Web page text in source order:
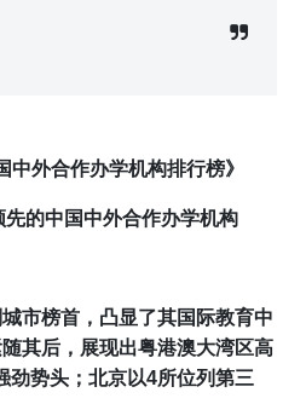
中外合作办学机构排行榜》
的中国中外合作办学机构
市榜首， 凸显了其国际教育中
其后，展现出粤港澳大湾区高
劲势头；北京以4所位列第三